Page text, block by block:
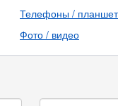
Телефоны /
Фото / видео